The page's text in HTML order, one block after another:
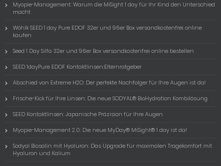
Myopie-Management: Warum die MiSight 1 day für Ihr Kind den Unterschied
macht
Wöhlk SEED 1 day Pure EDOF 32er und 96er Box versandkostenfrei online
kaufen
Seed 1 Day Silfa 32er und 96er Box versandkostenfrei online bestellen
SEED 1dayPure EDOF Kontaktlinsen:Elternratgeber
Abschied von Extreme H2O: Der perfekte Nachfolger für Ihre Augen ist da!
Frische-Kick für Ihre Linsen: Die neue SODYAL® BioHydration Kombilösung
SEED Kontaktlinsen: Japanische Präzision für Ihre Augen
Myopie-Management 2.0: Die neue MyDay® MiSight® 1 day ist da!
Sodyal Biosalin mit Hyaluron: Das Upgrade für maximalen Tragekomfort mit
Hyaluron und Kalium